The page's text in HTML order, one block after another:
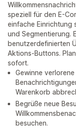
speziell für den E-
einfache Einrichtung
und Segmentierung.
benutzerdefinierten
Aktions-Buttons.
sofort.
Gewinne
Warenkorb
Begrüße neue
besuchen.